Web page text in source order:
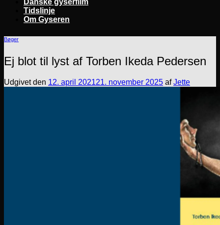
Danske gyserfilm
Tidslinje
Om Gyseren
Bøger
Ej blot til lyst af Torben Ikeda Pedersen
Udgivet den 12. april 202121. november 2025 afJette